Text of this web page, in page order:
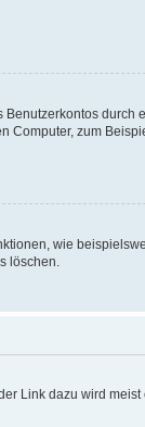
durch
Computer, zum
wie
löschen.
Link dazu wird meist